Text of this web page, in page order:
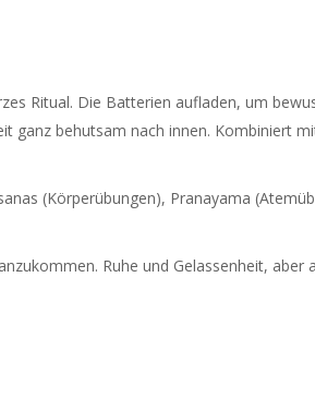
Ritual. Die Batterien aufladen, um
ganz behutsam nach innen. Kombiniert
(Körperübungen), Pranayama
Ruhe und Gelassenheit,